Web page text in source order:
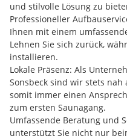
und stilvolle Lösung zu
Professioneller
Ihnen mit einem
Lehnen Sie sich zurück,
installieren.
Lokale Präsenz: Als
Sonsbeck sind wir stets
somit immer einen
zum ersten Saunagang.
Umfassende Beratung und
unterstützt Sie nicht nur